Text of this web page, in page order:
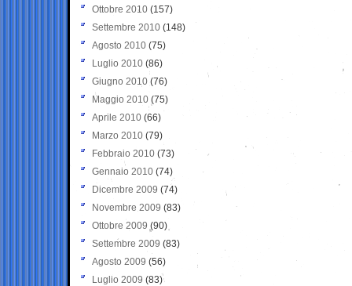
Ottobre 2010 (157)
Settembre 2010 (148)
Agosto 2010 (75)
Luglio 2010 (86)
Giugno 2010 (76)
Maggio 2010 (75)
Aprile 2010 (66)
Marzo 2010 (79)
Febbraio 2010 (73)
Gennaio 2010 (74)
Dicembre 2009 (74)
Novembre 2009 (83)
Ottobre 2009 (90)
Settembre 2009 (83)
Agosto 2009 (56)
Luglio 2009 (83)